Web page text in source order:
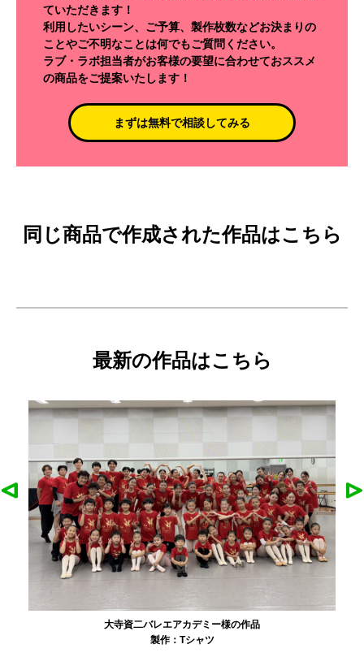
ていただきます！
利用したいシーン、ご予算、製作枚数などお決まりの
ことやご不明なことは何でもご質問ください。
ラブ・ラボ担当者がお客様の要望に合わせておススメ
の商品をご提案いたします！
まずは無料で相談してみる
同じ商品で作成された作品はこちら
最新の作品はこちら
大寺資二バレエアカデミー様の作品
製作： Tシャツ